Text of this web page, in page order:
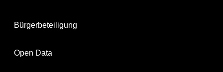
Bürgerbeteiligung
Open Data